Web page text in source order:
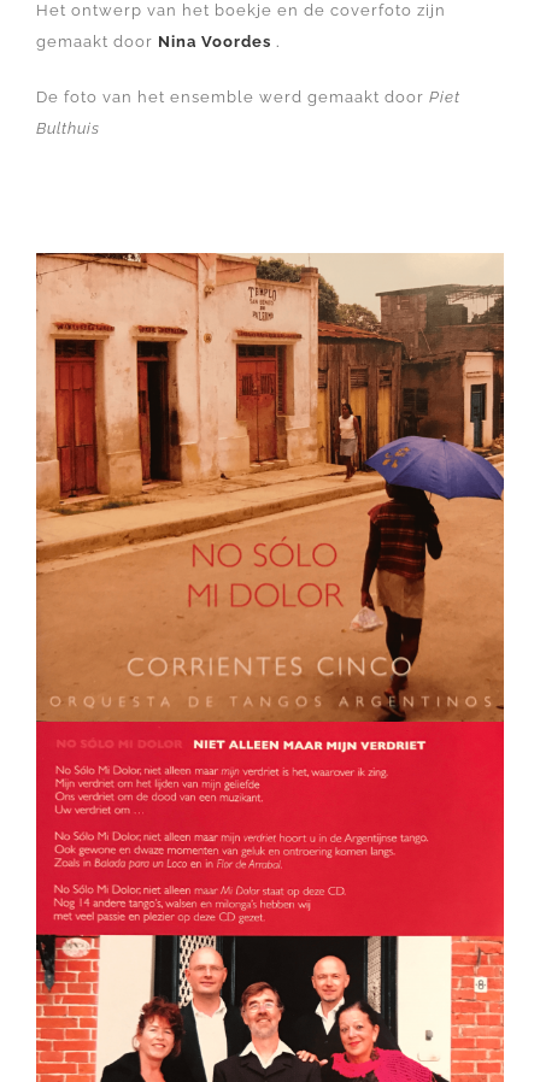
Het ontwerp van het boekje en de coverfoto zijn
gemaakt door Nina Voordes .
De foto van het ensemble werd gemaakt door Piet
Bulthuis